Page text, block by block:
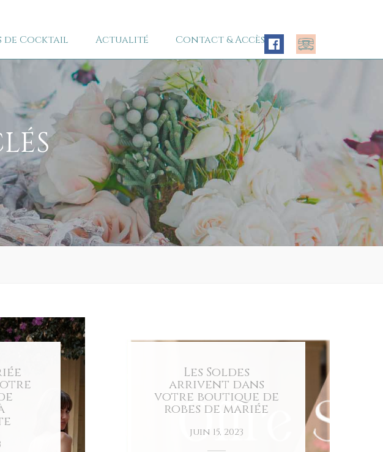
de Cocktail Actualité Contact & Accès
Les Soldes
arrivent dans
votre boutique de
robes de mariée
juin 15, 2023